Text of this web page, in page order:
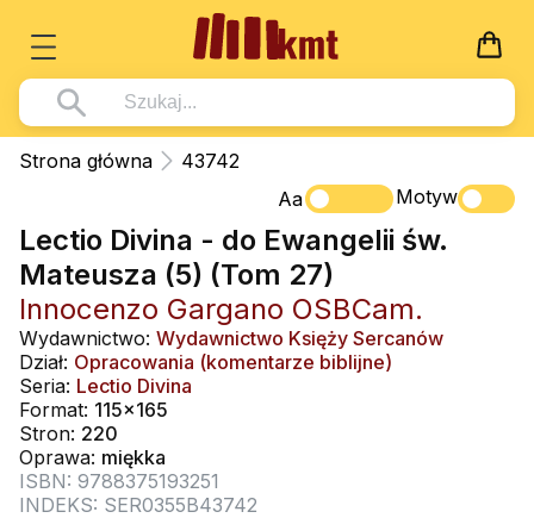
Książki
Wszystko z kategorii - Książki
Pismo Święte
Kościół Katolicki
Duszpasterstwo
Teologia
Życie chrześcijańskie
Duchowość
Literatura piękna
Wszystko z kategorii - Multimedia
DVD
CD-ROM
Muzyka
Rekolekcje i inne na CD
Śpiew i modlitwa
Muzyka klasyczna
Dla Dzieci
Wszystko z kategorii - Dla Dzieci
Literatura (D)
Płyty, DVD (D)
Podręczniki i pomoce dydaktyczne
Podręczniki
Wszystko z kategorii - Podręczniki
Podręczniki i pomoce dydaktyczne
Zabawa i Nauka
Nowości
Zaloguj się
Strona główna
43742
Aa
Motyw
Lectio Divina - do Ewangelii św.
Mateusza (5) (Tom 27)
Innocenzo Gargano OSBCam.
Wydawnictwo: Wydawnictwo Księży Sercanów
Dział: Opracowania (komentarze biblijne)
Seria: Lectio Divina
Format: 115x165
Stron: 220
Oprawa: miękka
ISBN: 9788375193251
INDEKS: SER0355B43742